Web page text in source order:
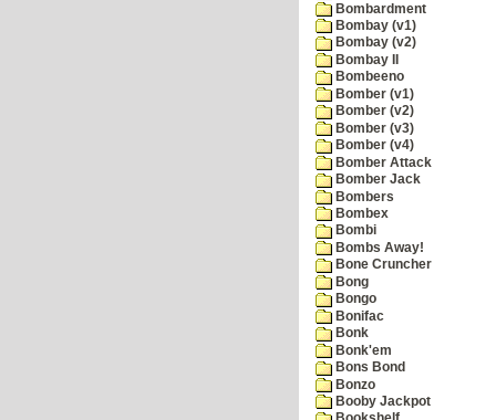
Bombardment
Bombay (v1)
Bombay (v2)
Bombay II
Bombeeno
Bomber (v1)
Bomber (v2)
Bomber (v3)
Bomber (v4)
Bomber Attack
Bomber Jack
Bombers
Bombex
Bombi
Bombs Away!
Bone Cruncher
Bong
Bongo
Bonifac
Bonk
Bonk'em
Bons Bond
Bonzo
Booby Jackpot